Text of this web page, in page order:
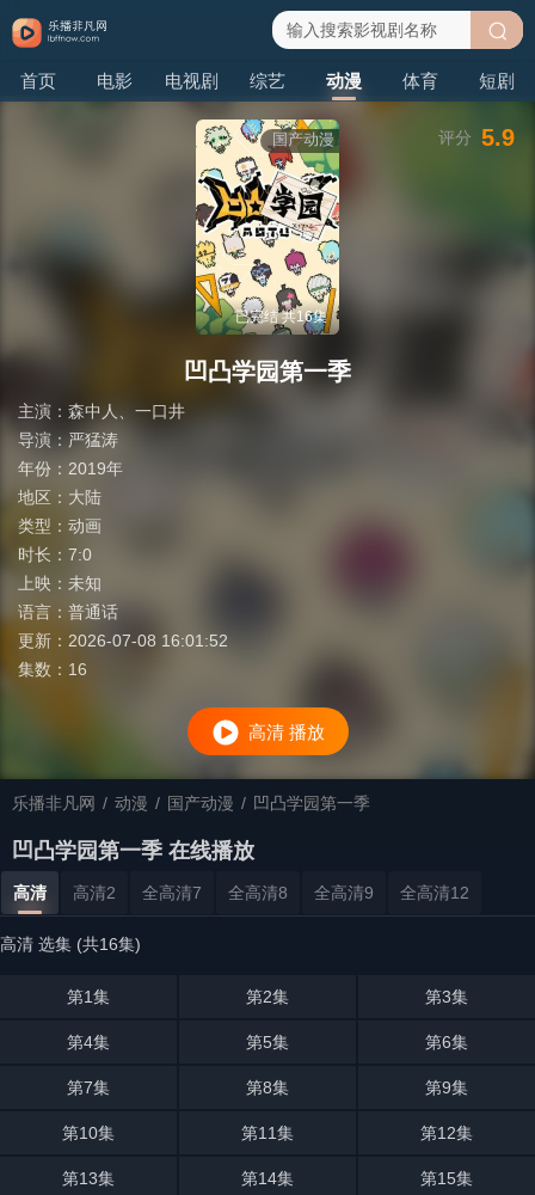
首页 电影 电视剧 综艺 动漫 体育 短剧
搜
国产动漫
已完结 共16集
凹凸学园第一季
主演： 森中人
一口井
导演： 严猛涛
年份： 2019年
地区： 大陆
类型： 动画
时长： 7:0
上映： 未知
语言： 普通话
更新： 2026-07-08 16:01:52
集数： 16
评分 5.9
高清 播放
乐播非凡网 / 动漫 / 国产动漫 / 凹凸学园第一季
凹凸学园第一季 在线播放
高清 高清2 全高清7 全高清8 全高清9 全高清12
高清 选集 (共16集)
第1集 第2集 第3集
第4集 第5集 第6集
第7集 第8集 第9集
第10集 第11集 第12集
第13集 第14集 第15集